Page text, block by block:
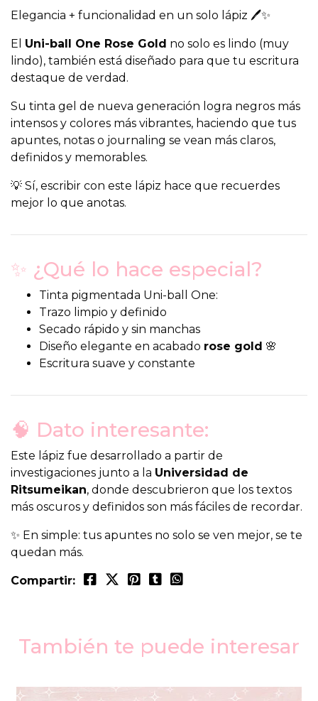
Elegancia + funcionalidad en un solo lápiz 🖊️✨
El Uni-ball One Rose Gold no solo es lindo (muy
lindo), también está diseñado para que tu escritura
destaque de verdad.
Su tinta gel de nueva generación logra negros más
intensos y colores más vibrantes, haciendo que tus
apuntes, notas o journaling se vean más claros,
definidos y memorables.
💡 Sí, escribir con este lápiz hace que recuerdes
mejor lo que anotas.
✨ ¿Qué lo hace especial?
Tinta pigmentada Uni-ball One:
Trazo limpio y definido
Secado rápido y sin manchas
Diseño elegante en acabado rose gold 🌸
Escritura suave y constante
🧠 Dato interesante:
Este lápiz fue desarrollado a partir de
investigaciones junto a la Universidad de
Ritsumeikan, donde descubrieron que los textos
más oscuros y definidos son más fáciles de recordar.
✨ En simple: tus apuntes no solo se ven mejor, se te
quedan más.
Compartir:
También te puede interesar